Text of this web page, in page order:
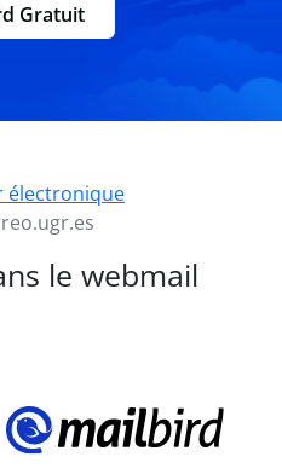
Gratuit
électronique
le webmail